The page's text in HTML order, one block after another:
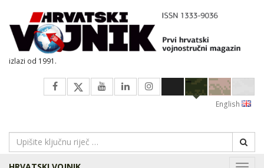
izlazi od 1991.
English